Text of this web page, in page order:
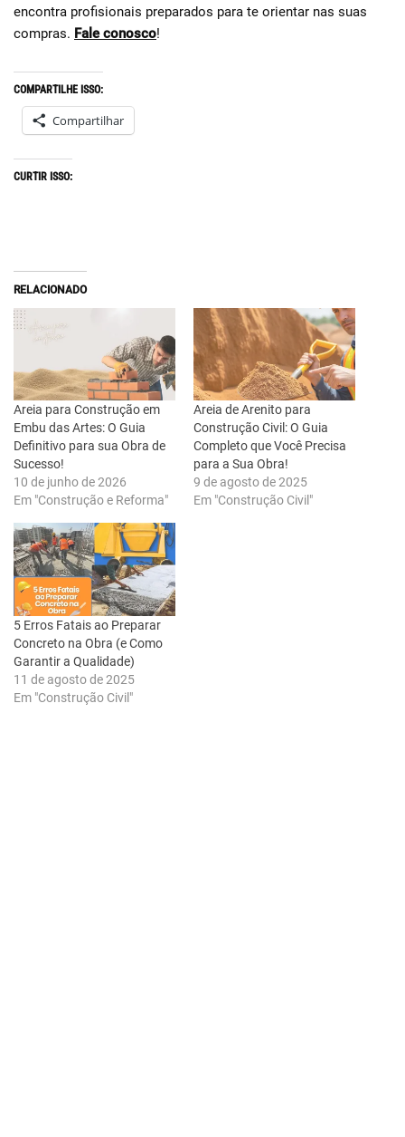
encontra profisionais preparados para te orientar nas suas
compras. Fale conosco!
COMPARTILHE ISSO:
Compartilhar
CURTIR ISSO:
RELACIONADO
Areia para Construção em
Embu das Artes: O Guia
Definitivo para sua Obra de
Sucesso!
10 de junho de 2026
Em "Construção e Reforma"
Areia de Arenito para
Construção Civil: O Guia
Completo que Você Precisa
para a Sua Obra!
9 de agosto de 2025
Em "Construção Civil"
5 Erros Fatais ao Preparar
Concreto na Obra (e Como
Garantir a Qualidade)
11 de agosto de 2025
Em "Construção Civil"